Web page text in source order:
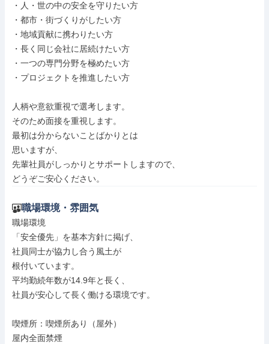
・人・世の中の安全を守りたい方
・都市・街づくりがしたい方
・地域貢献に携わりたい方
・長く同じ会社に居続けたい方
・一つの専門分野を極めたい方
・プロジェクトを推進したい方
人柄や意欲重視で選考します。
そのため面接を重視します。
最初は分からないことばかりとは
思いますが、
先輩社員がしっかりとサポートしますので、
どうぞご安心ください。
職場環境・雰囲気
職場環境
「安全優先」を基本方針に掲げ、
社員同士が協力し合う風土が
根付いています。
平均勤続年数が14.9年と長く、
社員が安心して長く働ける環境です。
喫煙所：喫煙所あり（屋外）
屋内全面禁煙